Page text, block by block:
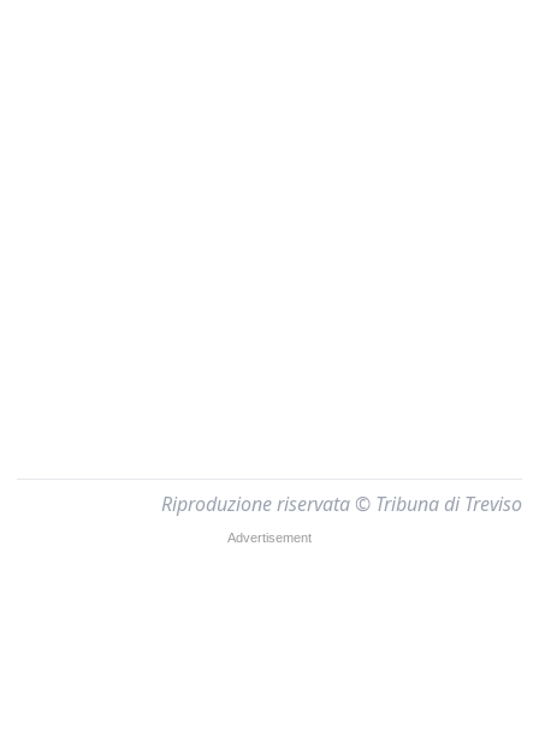
Riproduzione riservata © Tribuna di Treviso